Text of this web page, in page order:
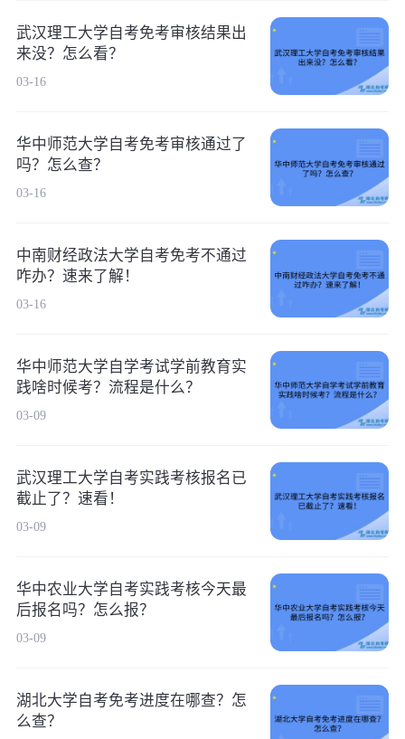
武汉理工大学自考免考审核结果出
来没？怎么看？
03-16
华中师范大学自考免考审核通过了
吗？怎么查？
03-16
中南财经政法大学自考免考不通过
咋办？速来了解！
03-16
华中师范大学自学考试学前教育实
践啥时候考？流程是什么？
03-09
武汉理工大学自考实践考核报名已
截止了？速看！
03-09
华中农业大学自考实践考核今天最
后报名吗？怎么报？
03-09
湖北大学自考免考进度在哪查？怎
么查？